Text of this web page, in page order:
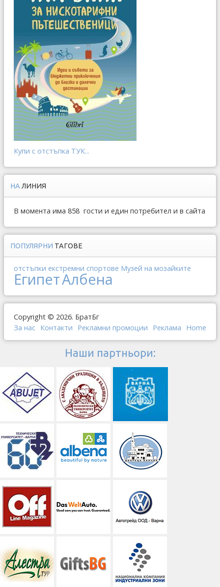
Купи с отстъпка ТУК...
НА ЛИНИЯ
В момента има 858 гости и един потребител и в сайта
ПОПУЛЯРНИ ТАГОВЕ
отстъпки екстремни спортове Музей на мозайките
ЕгипетАлбена
Copyright © 2026. БратБг
За нас Контакти Рекламни промоции Реклама Home
Наши партньори: